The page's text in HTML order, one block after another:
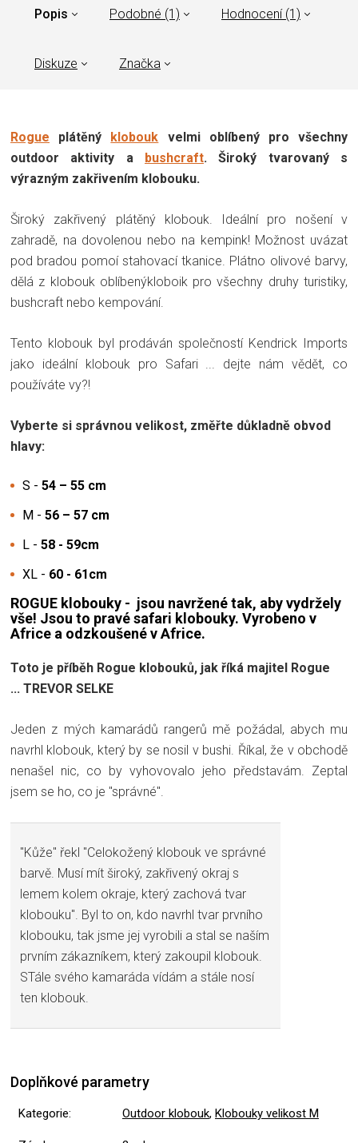
Popis Podobné (1) Hodnocení (1)
Diskuze Značka
Rogue plátěný klobouk velmi oblíbený pro všechny
outdoor aktivity a bushcraft. Široký tvarovaný s
výrazným zakřivením klobouku.
Široký zakřivený plátěný klobouk. Ideální pro nošení v
zahradě, na dovolenou nebo na kempink! Možnost uvázat
pod bradou pomoí stahovací tkanice. Plátno olivové barvy,
dělá z klobouk oblíbenýkloboik pro všechny druhy turistiky,
bushcraft nebo kempování.
Tento klobouk byl prodáván společností Kendrick Imports
jako ideální klobouk pro Safari ... dejte nám vědět, co
používáte vy?!
Vyberte si správnou velikost, změřte důkladně obvod
hlavy:
S - 54 – 55 cm
M - 56 – 57 cm
L - 58 - 59cm
XL - 60 - 61cm
ROGUE klobouky - jsou navržené tak, aby vydržely
vše! Jsou to pravé safari klobouky. Vyrobeno v
Africe a odzkoušené v Africe.
Toto je příběh Rogue klobouků, jak říká majitel Rogue
... TREVOR SELKE
Jeden z mých kamarádů rangerů mě požádal, abych mu
navrhl klobouk, který by se nosil v bushi. Říkal, že v obchodě
nenašel nic, co by vyhovovalo jeho představám. Zeptal
jsem se ho, co je "správné".
"Kůže" řekl "Celokožený klobouk ve správné
barvě. Musí mít široký, zakřivený okraj s
lemem kolem okraje, který zachová tvar
klobouku". Byl to on, kdo navrhl tvar prvního
klobouku, tak jsme jej vyrobili a stal se naším
prvním zákazníkem, který zakoupil klobouk.
STále svého kamaráda vídám a stále nosí
ten klobouk.
Doplňkové parametry
Kategorie: Outdoor klobouk, Klobouky velikost M